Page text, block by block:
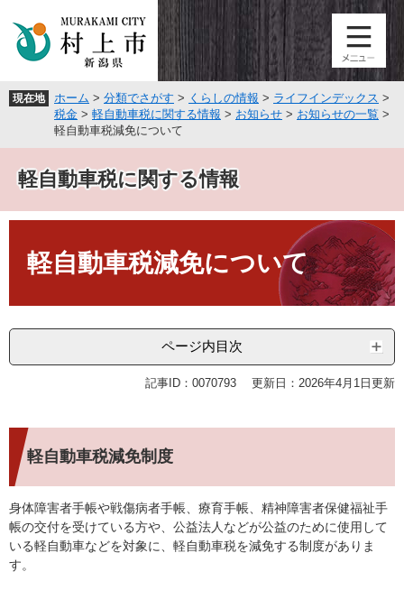
頭
飛
へ
現在地 ホーム > 分類でさがす > くらしの情報 > ライフインデックス >
税金 > 軽自動車税に関する情報 > お知らせ > お知らせの一覧 >
軽自動車税減免について
軽自動車税に関する情報
軽自動車税減免について
ページ内目次
記事ID：0070793 更新日：2026年4月1日更新
軽自動車税減免制度
身体障害者手帳や戦傷病者手帳、療育手帳、精神障害者保健福祉手
帳の交付を受けている方や、公益法人などが公益のために使用して
いる軽自動車などを対象に、軽自動車税を減免する制度がありま
す。